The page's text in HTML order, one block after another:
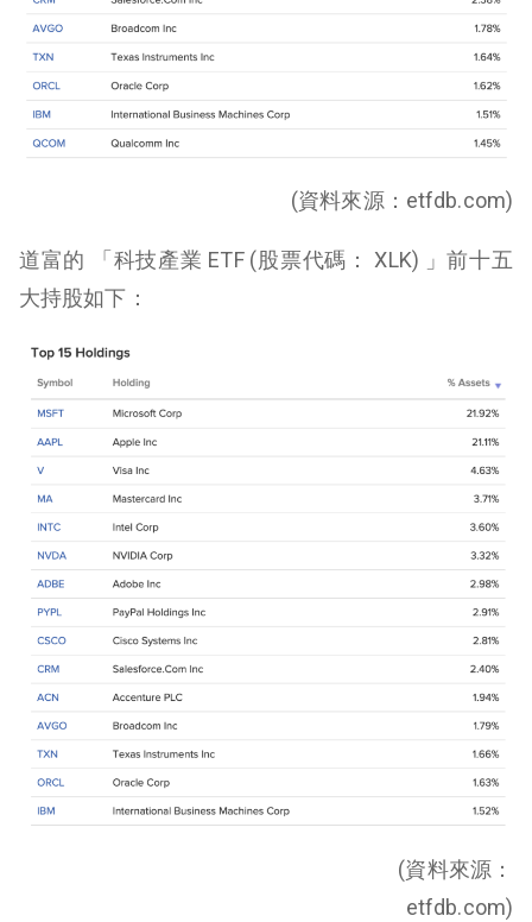
(資料來源：etfdb.com)
道富的 「科技產業 ETF (股票代碼： XLK) 」前十五
大持股如下：
(資料來源：
etfdb.com)